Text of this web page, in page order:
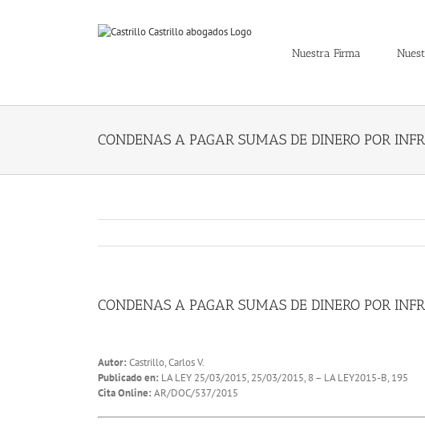
Nuestra Firma
CONDENAS A PAGAR SUMAS DE DINERO POR
CONDENAS A PAGAR SUMAS DE DINERO POR
Autor: Castrillo, Carlos V.
Publicado en: LA LEY 25/03/2015, 25/03/2015, 8 – LA LEY2015-B, 195
Cita Online: AR/DOC/537/2015